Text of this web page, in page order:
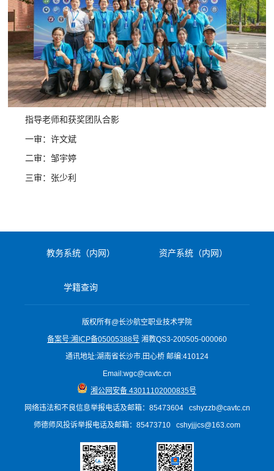
指导老师和获奖团队合影
一审：许文斌
二审：邹宇婷
三审：张少利
教务系统（内网） 资产系统（内网）
学籍查询
版权所有@长沙航空职业技术学院
备案号:湘ICP备05005388号 湘教QS3-200505-000060
通讯地址:湖南省长沙市.田心桥 邮编:410124
Email:wgc@cavtc.cn
湘公网安备 43011102000835号
网络违法和不良信息举报电话及邮箱 ：85473604 cshyzzb@cavtc.cn
师德师风投诉举报电话及邮箱：85473710 cshyjjjcs@163.com